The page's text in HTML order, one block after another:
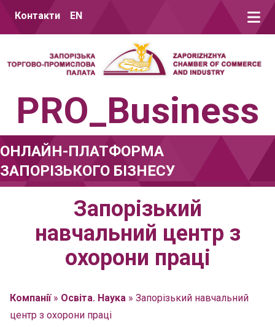
Контакти EN
PRO_Business
ОНЛАЙН-ПЛАТФОРМА
ЗАПОРІЗЬКОГО БІЗНЕСУ
Запорізький
навчальний центр з
охорони праці
Компанії» Освіта. Наука » Запорізький навчальний
центр з охорони праці